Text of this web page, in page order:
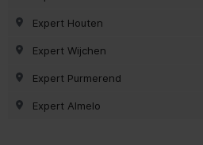
Expert Houten
Expert Wijchen
Expert Purmerend
Expert Almelo